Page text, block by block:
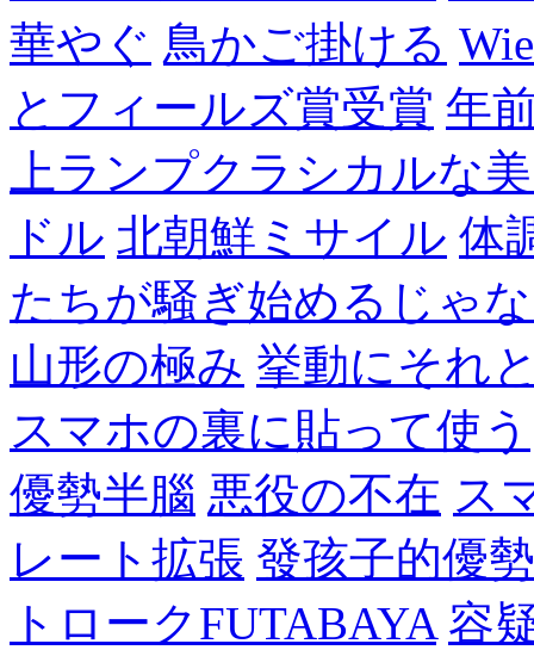
華やぐ 鳥かご掛ける
とフィールズ賞受賞 年
上ランプクラシカルな
ドル 北朝鮮ミサイル 体
たちが騒ぎ始めるじゃ
山形の極み 挙動にそれ
スマホの裏に貼って使う
優勢半腦 悪役の不在 ス
レート拡張 發孩子的優
トロークFUTABAYA 容